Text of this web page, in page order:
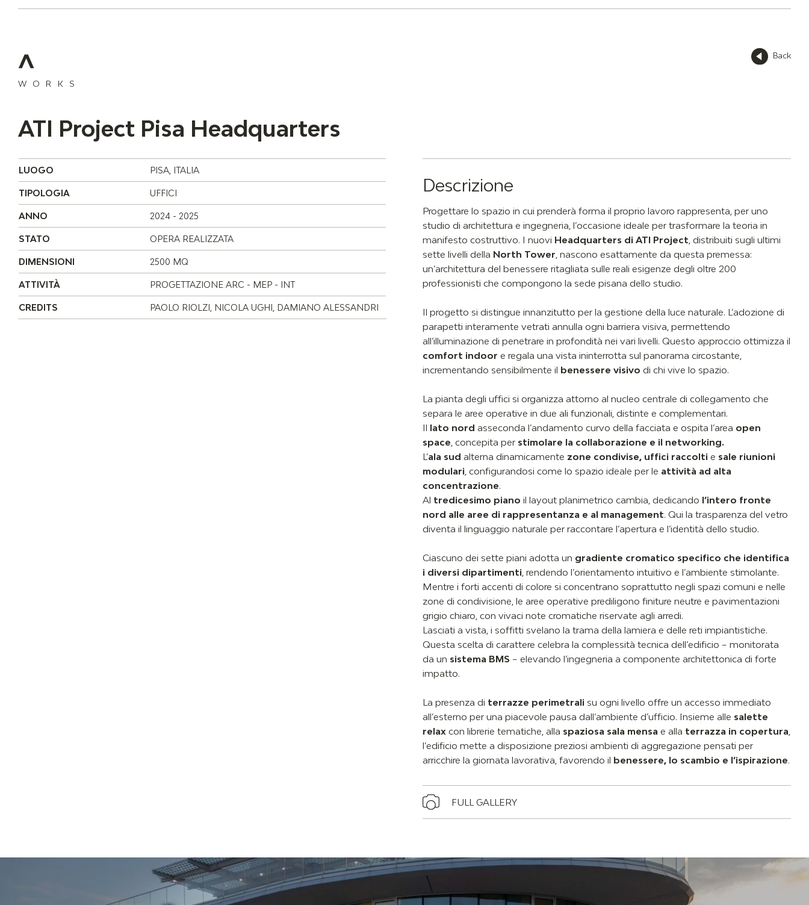
Back
WORKS
ATI Project Pisa Headquarters
LUOGO PISA, ITALIA
TIPOLOGIA UFFICI
ANNO 2024 - 2025
STATO OPERA REALIZZATA
DIMENSIONI 2500 MQ
ATTIVITÀ PROGETTAZIONE ARC - MEP - INT
CREDITS PAOLO RIOLZI, NICOLA UGHI, DAMIANO ALESSANDRI
Descrizione
Progettare lo spazio in cui prenderà forma il proprio lavoro rappresenta, per uno
studio di architettura e ingegneria, l’occasione ideale per trasformare la teoria in
manifesto costruttivo. I nuovi Headquarters di ATI Project , distribuiti sugli ultimi
sette livelli della North Tower , nascono esattamente da questa premessa:
un’architettura del benessere ritagliata sulle reali esigenze degli oltre 200
professionisti che compongono la sede pisana dello studio.
Il progetto si distingue innanzitutto per la gestione della luce naturale. L’adozione di
parapetti interamente vetrati annulla ogni barriera visiva, permettendo
all’illuminazione di penetrare in profondità nei vari livelli. Questo approccio ottimizza il
comfort indoor e regala una vista ininterrotta sul panorama circostante,
incrementando sensibilmente il benessere visivo di chi vive lo spazio.
La pianta degli uffici si organizza attorno al nucleo centrale di collegamento che
separa le aree operative in due ali funzionali, distinte e complementari.
Il lato nord asseconda l’andamento curvo della facciata e ospita l’area open
space , concepita per stimolare la collaborazione e il networking.
L’ala sud alterna dinamicamente zone condivise, uffici raccolti e sale riunioni
modulari , configurandosi come lo spazio ideale per le attività ad alta
concentrazione.
Al tredicesimo piano il layout planimetrico cambia, dedicando l’intero fronte
nord alle aree di rappresentanza e al management. Qui la trasparenza del vetro
diventa il linguaggio naturale per raccontare l’apertura e l’identità dello studio.
Ciascuno dei sette piani adotta un gradiente cromatico specifico che identifica
i diversi dipartimenti , rendendo l’orientamento intuitivo e l’ambiente stimolante.
Mentre i forti accenti di colore si concentrano soprattutto negli spazi comuni e nelle
zone di condivisione, le aree operative prediligono finiture neutre e pavimentazioni
grigio chiaro, con vivaci note cromatiche riservate agli arredi.
Lasciati a vista, i soffitti svelano la trama della lamiera e delle reti impiantistiche.
Questa scelta di carattere celebra la complessità tecnica dell’edificio – monitorata
da un sistema BMS – elevando l’ingegneria a componente architettonica di forte
impatto.
La presenza di terrazze perimetrali su ogni livello offre un accesso immediato
all’esterno per una piacevole pausa dall’ambiente d’ufficio. Insieme alle salette
relax con librerie tematiche, alla spaziosa sala mensa e alla terrazza in copertura
l’edificio mette a disposizione preziosi ambienti di aggregazione pensati per
arricchire la giornata lavorativa, favorendo il benessere, lo scambio e l’ispirazione.
FULL GALLERY